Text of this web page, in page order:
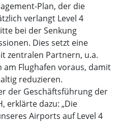
Plan, der die
verlangt Level 4
bei der Senkung
Dies setzt eine
zentralen Partnern, u.a.
Flughafen voraus, damit
reduzieren.
der Geschäftsführung der
erklärte dazu: „Die
Airports auf Level 4